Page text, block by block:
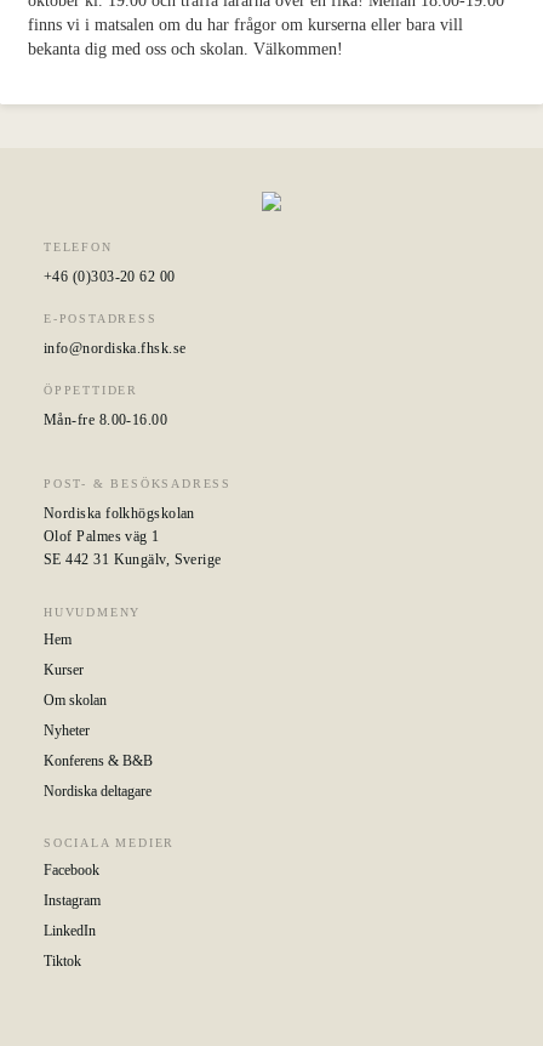
finns vi i matsalen om du har frågor om kurserna eller bara vill
bekanta dig med oss och skolan. Välkommen!
TELEFON
+46 (0)303-20 62 00
E-POSTADRESS
info@nordiska.fhsk.se
ÖPPETTIDER
Mån-fre 8.00-16.00
POST- & BESÖKSADRESS
Nordiska folkhögskolan
Olof Palmes väg 1
SE 442 31 Kungälv, Sverige
HUVUDMENY
Hem
Kurser
Om skolan
Nyheter
Konferens & B&B
Nordiska deltagare
SOCIALA MEDIER
Facebook
Instagram
LinkedIn
Tiktok